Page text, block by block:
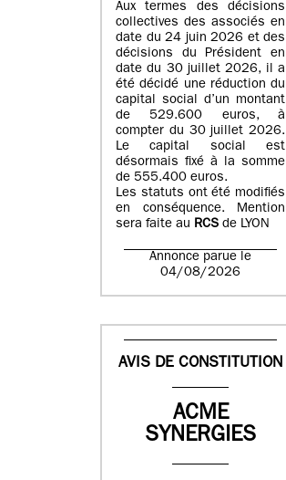
Aux termes des décisions
collectives des associés en
date du 24 juin 2026 et des
décisions du Président en
date du 30 juillet 2026, il a
été décidé une réduction du
capital social d’un montant
de 529.600 euros, à
compter du 30 juillet 2026.
Le capital social est
désormais fixé à la somme
de 555.400 euros.
Les statuts ont été modifiés
en conséquence. Mention
sera faite au RCS de LYON
Annonce parue le
04/08/2026
AVIS DE CONSTITUTION
ACME
SYNERGIES